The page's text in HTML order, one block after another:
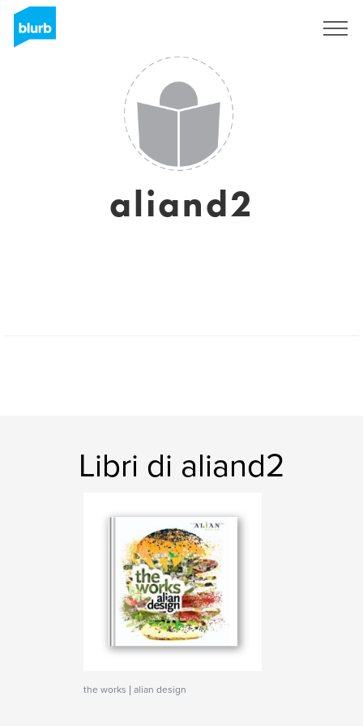
aliand2
Libri di aliand2
the works | alian design